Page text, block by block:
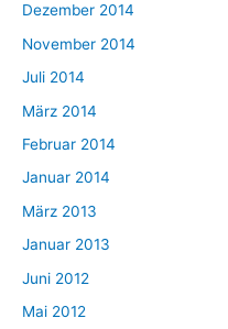
Dezember 2014
November 2014
Juli 2014
März 2014
Februar 2014
Januar 2014
März 2013
Januar 2013
Juni 2012
Mai 2012